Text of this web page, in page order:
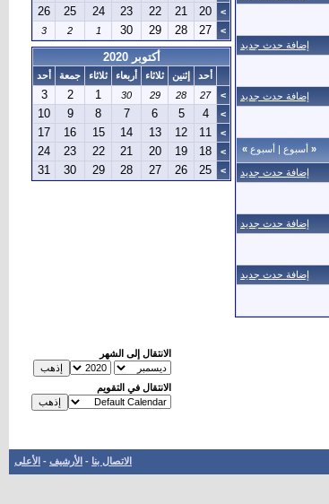
إضافة حدث جديد
إضافة حدث جديد
« أسبوع | أسبوع »
إضافة حدث جديد
إضافة حدث جديد
إضافة حدث جديد
>
20
21
22
23
24
25
26
>
27
28
29
30
1
2
3
أكتوبر 2020
أحد إثنين ثلاثاء أربعاء ثلاثاء جمعة
أحد
>
27
28
29
30
1
2
3
>
4
5
6
7
8
9
10
>
11
12
13
14
15
16
17
>
18
19
20
21
22
23
24
>
25
26
27
28
29
30
31
الانتقال إلى الشهر
الانتقال في التقويم
الاتصال بنا - الأرشيف - الأعلى